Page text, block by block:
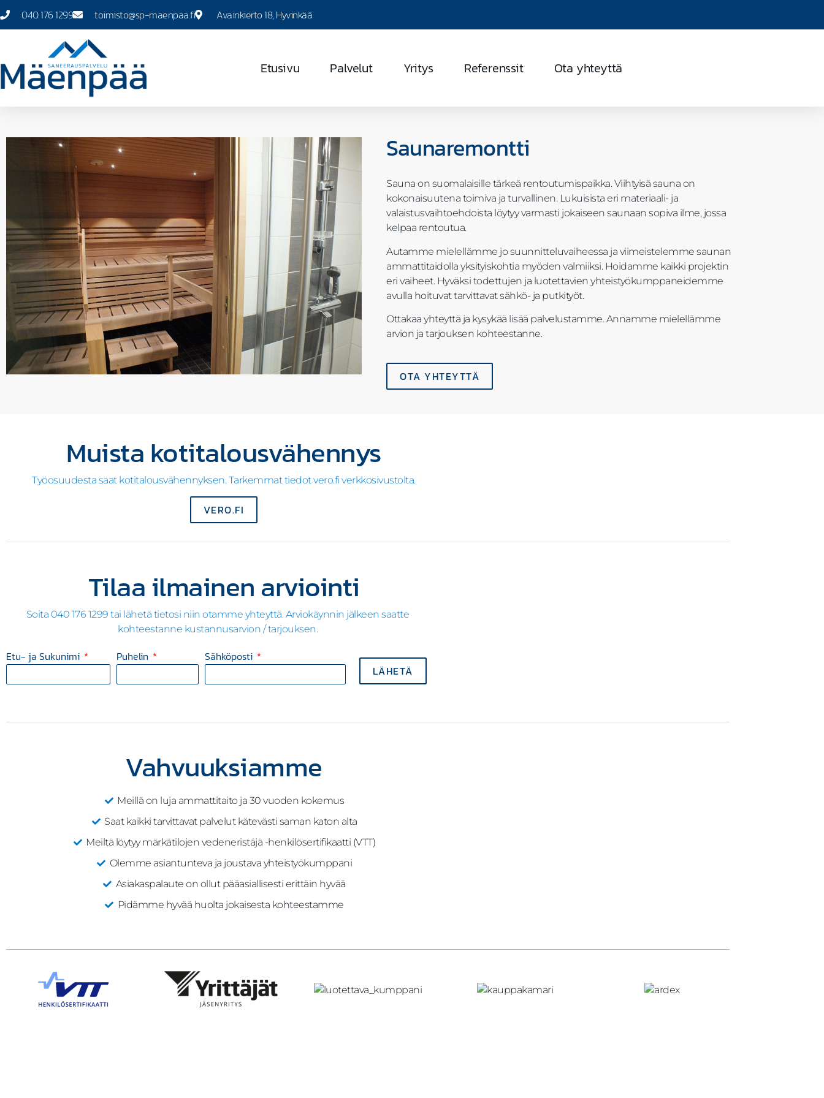
040 176 1299 toimisto@sp-maenpaa.fi Avainkierto 18, Hyvinkää
Etusivu Palvelut Yritys Referenssit Ota yhteyttä
Saunaremontti
Sauna on suomalaisille tärkeä rentoutumispaikka. Viihtyisä sauna on
kokonaisuutena toimiva ja turvallinen. Lukuisista eri materiaali- ja
valaistusvaihtoehdoista löytyy varmasti jokaiseen saunaan sopiva ilme, jossa
kelpaa rentoutua.
Autamme mielellämme jo suunnitteluvaiheessa ja viimeistelemme saunan
ammattitaidolla yksityiskohtia myöden valmiiksi. Hoidamme kaikki projektin
eri vaiheet. Hyväksi todettujen ja luotettavien yhteistyökumppaneidemme
avulla hoituvat tarvittavat sähkö- ja putkityöt.
Ottakaa yhteyttä ja kysykää lisää palvelustamme. Annamme mielellämme
arvion ja tarjouksen kohteestanne.
OTA YHTEYTTÄ
Muista kotitalousvähennys
Työosuudesta saat kotitalousvähennyksen. Tarkemmat tiedot vero.fi verkkosivustolta.
VERO.FI
Tilaa ilmainen arviointi
Soita 040 176 1299 tai lähetä tietosi niin otamme yhteyttä. Arviokäynnin jälkeen saatte
kohteestanne kustannusarvion / tarjouksen.
Etu- ja Sukunimi Puhelin
Sähköposti
LÄHETÄ
Vahvuuksiamme
Meillä on luja ammattitaito ja 30 vuoden kokemus
Saat kaikki tarvittavat palvelut kätevästi saman katon alta
Meiltä löytyy märkätilojen vedeneristäjä -henkilösertifikaatti (VTT)
Olemme asiantunteva ja joustava yhteistyökumppani
Asiakaspalaute on ollut pääasiallisesti erittäin hyvää
Pidämme hyvää huolta jokaisesta kohteestamme